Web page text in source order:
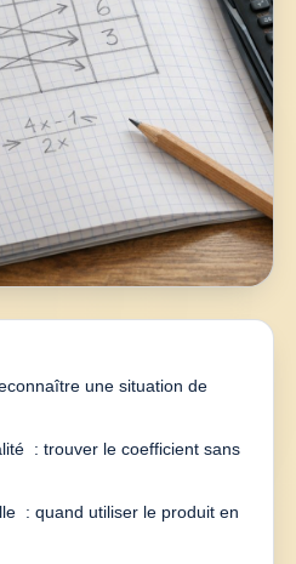
une situation de
: trouver le coefficient sans
: quand utiliser le produit en